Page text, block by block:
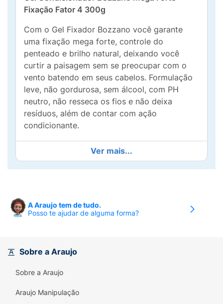
Fixação Fator 4 300g
Com o Gel Fixador Bozzano você garante
uma fixação mega forte, controle do
penteado e brilho natural, deixando você
curtir a paisagem sem se preocupar com o
vento batendo em seus cabelos. Formulação
leve, não gordurosa, sem álcool, com PH
neutro, não resseca os fios e não deixa
resíduos, além de contar com ação
condicionante.
Ver mais...
A Araujo tem de tudo.
Posso te ajudar de alguma forma?
Sobre a Araujo
Sobre a Araujo
Araujo Manipulação